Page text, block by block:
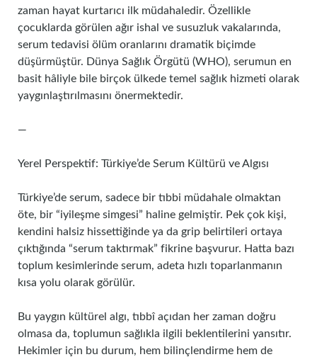
zaman hayat kurtarıcı ilk müdahaledir. Özellikle
çocuklarda görülen ağır ishal ve susuzluk vakalarında,
serum tedavisi ölüm oranlarını dramatik biçimde
düşürmüştür. Dünya Sağlık Örgütü (WHO), serumun en
basit hâliyle bile birçok ülkede temel sağlık hizmeti olarak
yaygınlaştırılmasını önermektedir.
—
Yerel Perspektif: Türkiye’de Serum Kültürü ve Algısı
Türkiye’de serum, sadece bir tıbbi müdahale olmaktan
öte, bir “iyileşme simgesi” haline gelmiştir. Pek çok kişi,
kendini halsiz hissettiğinde ya da grip belirtileri ortaya
çıktığında “serum taktırmak” fikrine başvurur. Hatta bazı
toplum kesimlerinde serum, adeta hızlı toparlanmanın
kısa yolu olarak görülür.
Bu yaygın kültürel algı, tıbbî açıdan her zaman doğru
olmasa da, toplumun sağlıkla ilgili beklentilerini yansıtır.
Hekimler için bu durum, hem bilinçlendirme hem de